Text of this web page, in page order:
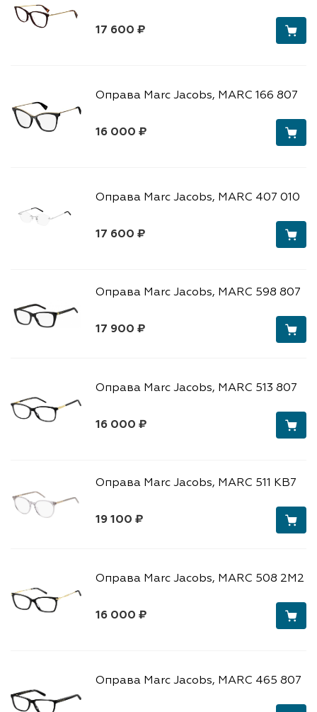
17 600 ₽
16 000 ₽
Оправа Marc Jacobs, MARC 166 807
17 600 ₽
Оправа Marc Jacobs, MARC 407 010
17 900 ₽
Оправа Marc Jacobs, MARC 598 807
16 000 ₽
Оправа Marc Jacobs, MARC 513 807
19 100 ₽
Оправа Marc Jacobs, MARC 511 KB7
16 000 ₽
Оправа Marc Jacobs, MARC 508 2M2
Оправа Marc Jacobs, MARC 465 807